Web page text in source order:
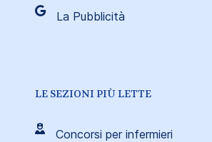
La Pubblicità
LE SEZIONI PIÙ LETTE
Concorsi per infermieri